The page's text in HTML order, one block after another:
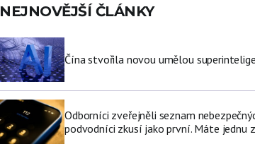
NEJNOVĚJŠÍ ČLÁNKY
Čína stvořila novou umělou
Odborníci zveřejněli seznam
podvodníci zkusí jako první. Máte jednu